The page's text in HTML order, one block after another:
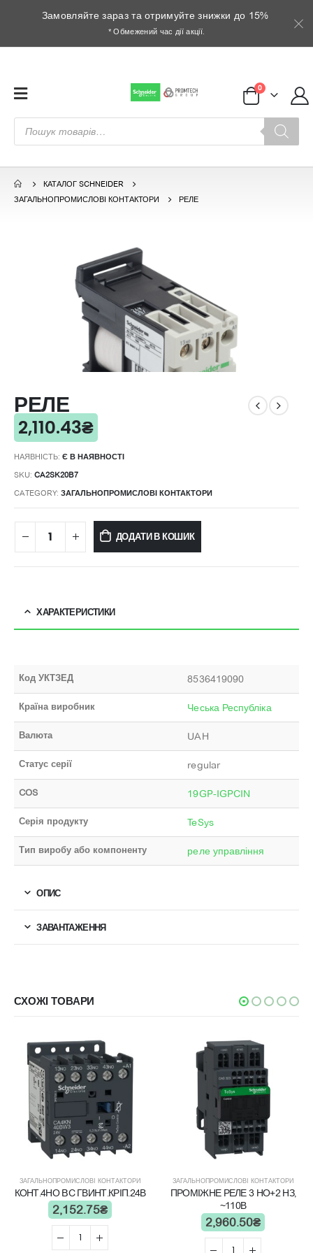
Замовляйте зараз та отримуйте знижки до 15%
* Обмежений час дії акції.
Пошук
товарів
0
КАТАЛОГ SCHNEIDER
ЗАГАЛЬНОПРОМИСЛОВІ КОНТАКТОРИ
РЕЛЕ
РЕЛЕ
2,110.43₴
НАЯВНІСТЬ: Є В НАЯВНОСТІ
SKU: CA2SK20B7
CATEGORY: ЗАГАЛЬНОПРОМИСЛОВІ КОНТАКТОРИ
ДОДАТИ В КОШИК
ХАРАКТЕРИСТИКИ
Код УКТЗЕД 8536419090
Країна виробник Чеська Республіка
Валюта UAH
Статус серії regular
COS 19GP-IGPCIN
Серія продукту TeSys
Тип виробу або компоненту реле управління
ОПИС
ЗАВАНТАЖЕННЯ
СХОЖІ ТОВАРИ
ЗАГАЛЬНОПРОМИСЛОВІ КОНТАКТОРИ
КОНТ.4НО BC ГВИНТ.КРІП.24В
2,152.75₴
ЗАГАЛЬНОПРОМИСЛОВІ КОНТАКТОРИ
ПРОМІЖНЕ РЕЛЕ 3 НО+2 НЗ,
~110В
2,960.50₴